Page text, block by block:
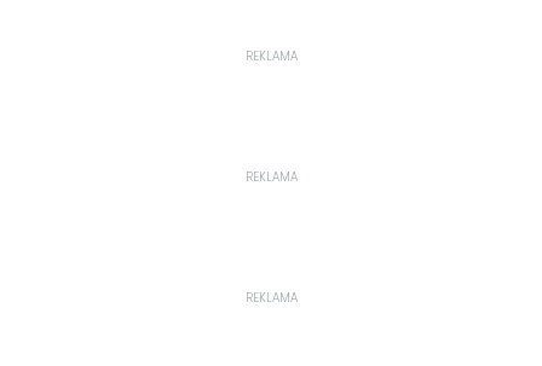
REKLAMA
REKLAMA
REKLAMA